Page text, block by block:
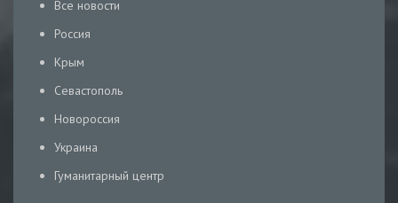
Все новости
Россия
Крым
Севастополь
Новороссия
Украина
Гуманитарный центр